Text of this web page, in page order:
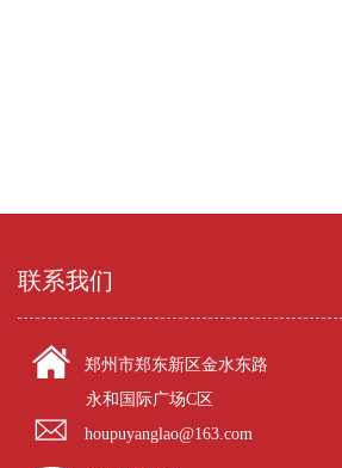
联系我们
郑州市郑东新区金水东路
永和国际广场C区
houpuyanglao@163.com